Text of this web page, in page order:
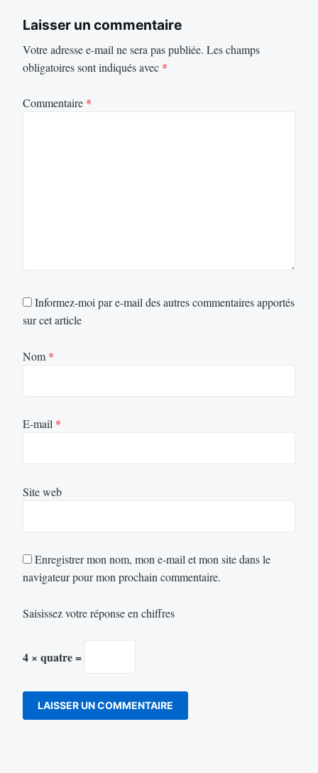
Laisser un commentaire
Votre adresse e-mail ne sera pas publiée. Les champs
obligatoires sont indiqués avec *
Commentaire *
Informez-moi par e-mail des autres commentaires apportés
sur cet article
Nom *
E-mail *
Site web
Enregistrer mon nom, mon e-mail et mon site dans le
navigateur pour mon prochain commentaire.
Saisissez votre réponse en chiffres
4 × quatre =